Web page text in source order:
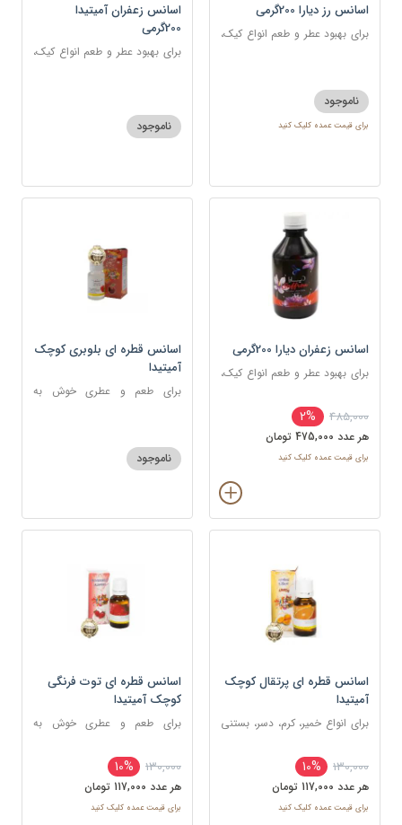
اسانس رز دیارا 200گرمی
برای بهبود عطر و طعم انواع کیک،
ناموجود
برای قیمت عمده کلیک کنید
اسانس زعفران آمیتیدا
200گرمی
برای بهبود عطر و طعم انواع کیک،
ناموجود
اسانس زعفران دیارا 200گرمی
برای بهبود عطر و طعم انواع کیک،
485,000
2%
هر عدد 475,000 تومان
برای قیمت عمده کلیک کنید
اسانس قطره ای بلوبری کوچک
آمیتیدا
برای طعم و عطری خوش به
ناموجود
اسانس قطره ای پرتقال کوچک
آمیتیدا
برای انواع خمیر، کرم، دسر، بستنی
130,000
10%
هر عدد 117,000 تومان
برای قیمت عمده کلیک کنید
اسانس قطره ای توت فرنگی
کوچک آمیتیدا
برای طعم و عطری خوش به
130,000
10%
هر عدد 117,000 تومان
برای قیمت عمده کلیک کنید